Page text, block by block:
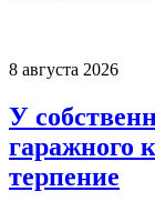
8 августа 2026
У
гаражного
терпение